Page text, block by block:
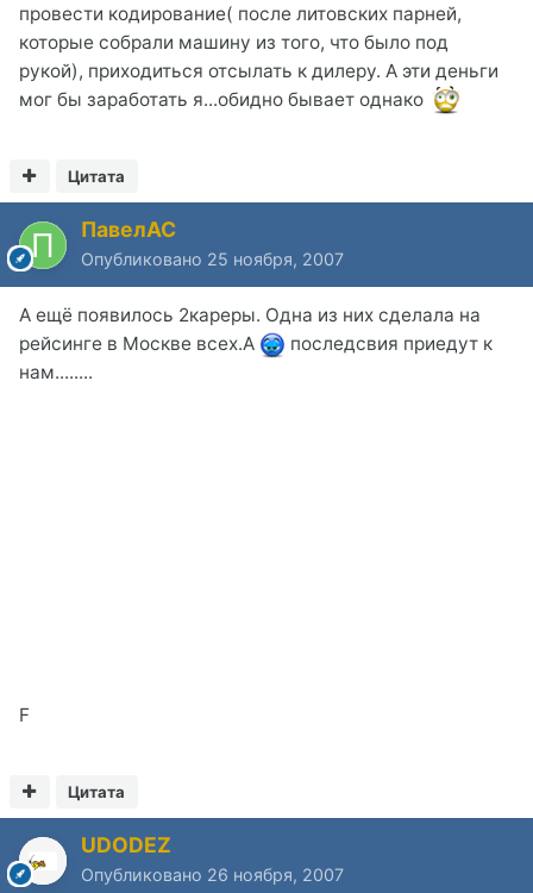
провести кодирование( после литовских парней,
которые собрали машину из того, что было под
рукой), приходиться отсылать к дилеру. А эти деньги
мог бы заработать я...обидно бывает однако
Цитата
ПавелАС
Опубликовано 25 ноября, 2007
А ещё появилось 2кареры. Одна из них сделала на
рейсинге в Москве всех.А
последсвия приедут к
нам........
F
Цитата
UDODEZ
Опубликовано 26 ноября, 2007